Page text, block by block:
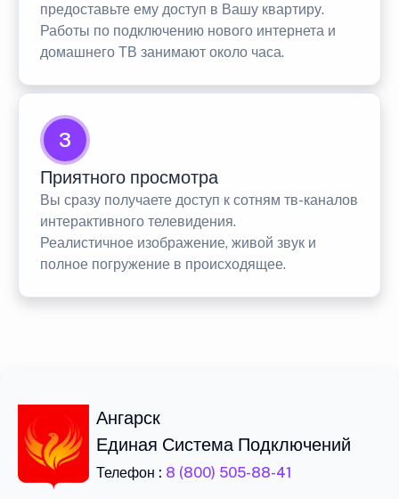
предоставьте ему доступ в Вашу квартиру.
Работы по подключению нового интернета и
домашнего ТВ занимают около часа.
3
Приятного просмотра
Вы сразу получаете доступ к сотням тв-каналов
интерактивного телевидения.
Реалистичное изображение, живой звук и
полное погружение в происходящее.
Ангарск
Единая Система Подключений
Телефон : 8 (800) 505-88-41